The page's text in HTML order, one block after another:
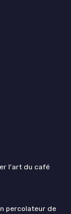
l'art du café
percolateur de